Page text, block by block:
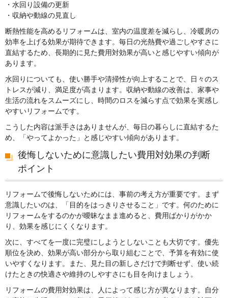
・水回り設備の更新
・収納や動線の見直し
断熱性能を高めるリフォームは、室内の温度差を減らし、冷暖房の
効率を上げる効果が期待できます。毎日の光熱費や過ごしやすさに
直結するため、長期的に見た費用対効果が高いと感じやすい傾向が
あります。
水回りについても、使い勝手や清掃性が向上することで、日々のス
トレスが減り、満足度が高まります。収納や動線の改善は、家事や
生活の流れをスムーズにし、時間のロスを減らす点で効果を実感し
やすいリフォームです。
こうした内容は派手さはありませんが、毎日の暮らしに直結するた
め、「やってよかった」と感じやすい傾向があります。
後悔しないために意識したい費用対効果の判断
ポイント
リフォームで後悔しないためには、事前の考え方が重要です。まず
意識したいのは、「目的をはっきりさせること」です。何のために
リフォームをするのかが曖昧なまま進めると、費用ばかりがかか
り、効果を感じにくくなります。
次に、すべてを一度に完璧にしようとしないことも大切です。優先
順位を決め、効果が高い部分から取り組むことで、予算を有効に使
いやすくなります。また、見た目の新しさだけで判断せず、使い続
けたときの快適さや維持のしやすさにも目を向けましょう。
リフォームの費用対効果は、人によって感じ方が異なります。自分